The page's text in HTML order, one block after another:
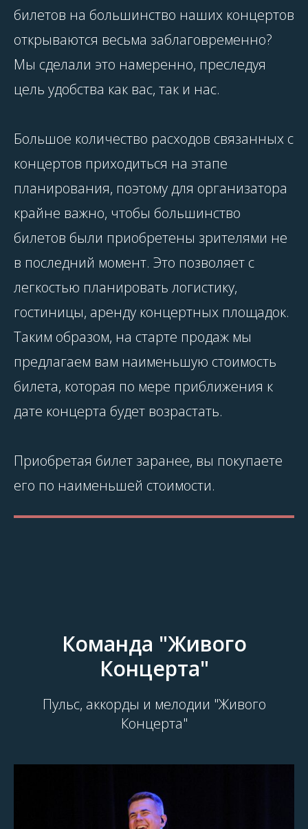
билетов на большинство наших концертов
открываются весьма заблаговременно?
Мы сделали это намеренно, преследуя
цель удобства как вас, так и нас.
Большое количество расходов связанных с
концертов приходиться на этапе
планирования, поэтому для организатора
крайне важно, чтобы большинство
билетов были приобретены зрителями не
в последний момент. Это позволяет с
легкостью планировать логистику,
гостиницы, аренду концертных площадок.
Таким образом, на старте продаж мы
предлагаем вам наименьшую стоимость
билета, которая по мере приближения к
дате концерта будет возрастать.
Приобретая билет заранее, вы покупаете
его по наименьшей стоимости.
Команда "Живого
Концерта"
Пульс, аккорды и мелодии "Живого
Концерта"